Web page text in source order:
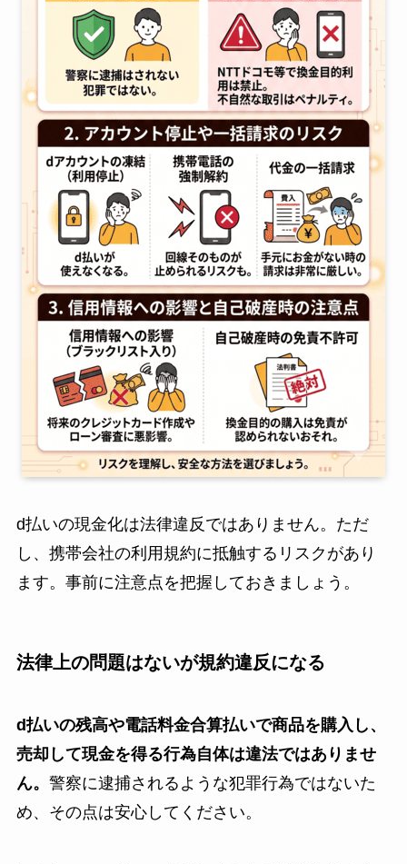
d払いの現金化は法律違反ではありません。ただ
し、携帯会社の利用規約に抵触するリスクがあり
ます。事前に注意点を把握しておきましょう。
法律上の問題はないが規約違反になる
d払いの残高や電話料金合算払いで商品を購入し、
売却して現金を得る行為自体は違法ではありませ
ん。 警察に逮捕されるような犯罪行為ではないた
め、その点は安心してください。